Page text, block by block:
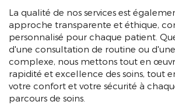
La qualité de nos services est
approche transparente et éthique,
personnalisé pour chaque patient.
d'une consultation de routine ou
complexe, nous mettons tout en
rapidité et excellence des soins, tout
votre confort et votre sécurité à
parcours de soins.